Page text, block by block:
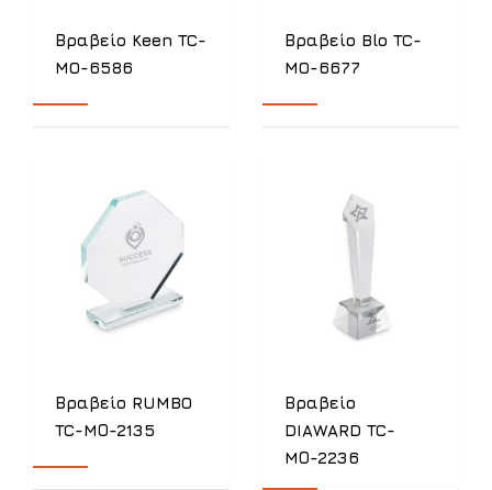
Βραβείο Keen TC-
MO-6586
Βραβείο Blo TC-
MO-6677
Βραβείο RUMBO
TC-MΟ-2135
Βραβείο
DIAWARD TC-
MΟ-2236